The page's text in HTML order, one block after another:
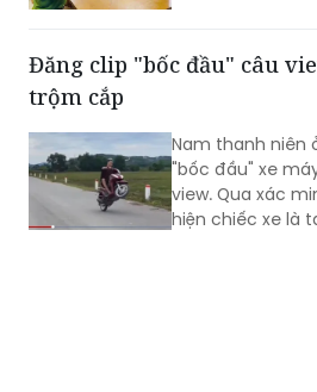
Đăng clip "bốc đầu" câu
trộm cắp
Nam thanh niên
"bốc đầu" xe
view. Qua xác
hiện chiếc xe là